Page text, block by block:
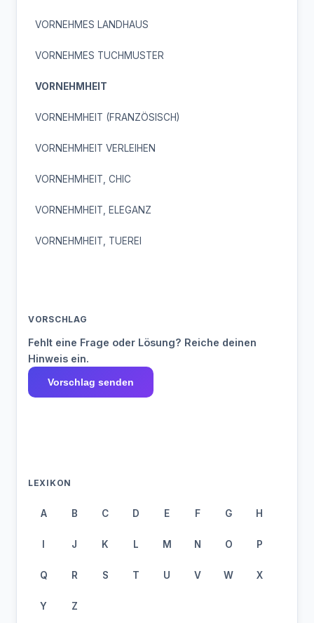
VORNEHMES LANDHAUS
VORNEHMES TUCHMUSTER
VORNEHMHEIT
VORNEHMHEIT (FRANZÖSISCH)
VORNEHMHEIT VERLEIHEN
VORNEHMHEIT, CHIC
VORNEHMHEIT, ELEGANZ
VORNEHMHEIT, TUEREI
VORSCHLAG
Fehlt eine Frage oder Lösung? Reiche deinen
Hinweis ein.
Vorschlag senden
LEXIKON
A B C D E F G H
I J K L M N O P
Q R S T U V W X
Y Z